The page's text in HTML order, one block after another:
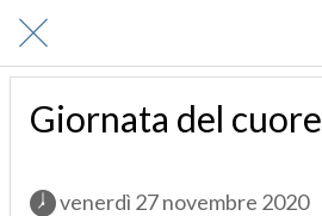
Giornata del cuore
venerdì 27 novembre 2020